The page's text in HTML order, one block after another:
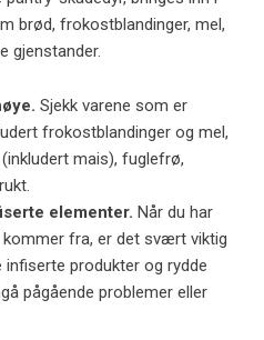
brød, frokostblandinger, mel,
gjenstander.
Sjekk varene som er
frokostblandinger og mel,
mais), fuglefrø,
elementer. Når du har
fra, er det svært viktig
produkter og rydde
pågående problemer eller